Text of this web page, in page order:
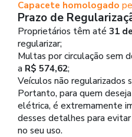
Capacete homologado
Prazo de
Proprietários têm até 31
regularizar;
Multas por circulação sem
a R$ 574,62;
Veículos não regularizados
Portanto, para quem
elétrica, é extremamente
desses detalhes para evitar
no seu uso.